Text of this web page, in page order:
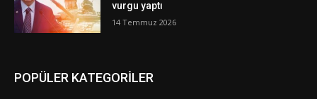
vurgu yaptı
14 Temmuz 2026
POPÜLER KATEGORİLER